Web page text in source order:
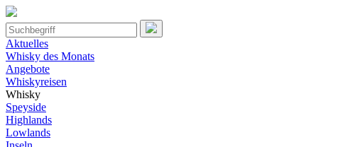
Aktuelles
Whisky des Monats
Angebote
Whiskyreisen
Whisky
Speyside
Highlands
Lowlands